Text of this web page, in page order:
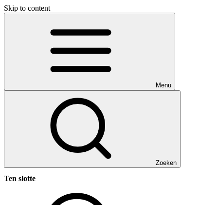
Skip to content
Menu
Zoeken
Ten slotte